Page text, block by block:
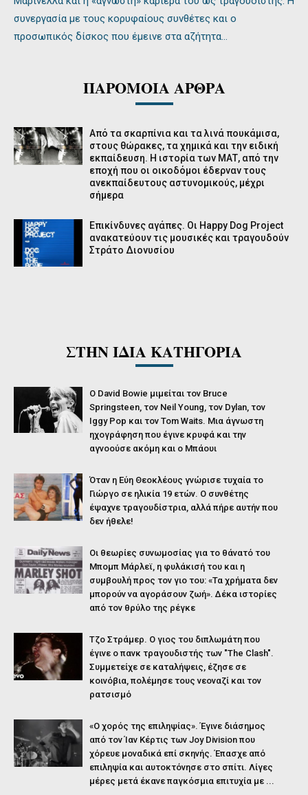
συνεργασία με τους κορυφαίους συνθέτες και ο
προσωπικός δίσκος που έμεινε στα αζήτητα…
ΠΑΡΟΜΟΙΑ ΑΡΘΡΑ
Από τα σκαρπίνια και τα λινά πουκάμισα,
στους θώρακες, τα χημικά και την ειδική
εκπαίδευση. Η ιστορία των ΜΑΤ, από την
εποχή που οι οικοδόμοι έδερναν τους
ανεκπαίδευτους αστυνομικούς, μέχρι
σήμερα
Επικίνδυνες αγάπες. Οι Ηappy Dog Project
ανακατεύουν τις μουσικές και τραγουδούν
Στράτο Διονυσίου
ΣΤΗΝ ΙΔΙΑ ΚΑΤΗΓΟΡΙΑ
Ο David Bowie μιμείται τον Bruce
Springsteen, τον Νeil Young, τον Dylan, τον
Iggy Pop και τον Tom Waits. Μια άγνωστη
ηχογράφηση που έγινε κρυφά και την
αγνοούσε ακόμη και ο Μπάουι
Όταν η Εύη Θεοκλέους γνώρισε τυχαία το
Γιώργο σε ηλικία 19 ετών. Ο συνθέτης
έψαχνε τραγουδίστρια, αλλά πήρε αυτήν που
δεν ήθελε!
Οι θεωρίες συνωμοσίας για το θάνατό του
Μπομπ Μάρλεϊ, η φυλάκισή του και η
συμβουλή προς τον γιο του: «Τα χρήματα δεν
μπορούν να αγοράσουν ζωή». Δέκα ιστορίες
από τον θρύλο της ρέγκε
Τζο Στράμερ. Ο γιος του διπλωμάτη που
έγινε ο πανκ τραγουδιστής των "The Clash".
Συμμετείχε σε καταλήψεις, έζησε σε
κοινόβια, πολέμησε τους νεοναζί και τον
ρατσισμό
«Ο χορός της επιληψίας». Έγινε διάσημος
από τον Ίαν Κέρτις των Joy Division που
χόρευε μοναδικά επί σκηνής. Έπασχε από
επιληψία και αυτοκτόνησε στο σπίτι. Λίγες
μέρες μετά έκανε παγκόσμια επιτυχία με ...